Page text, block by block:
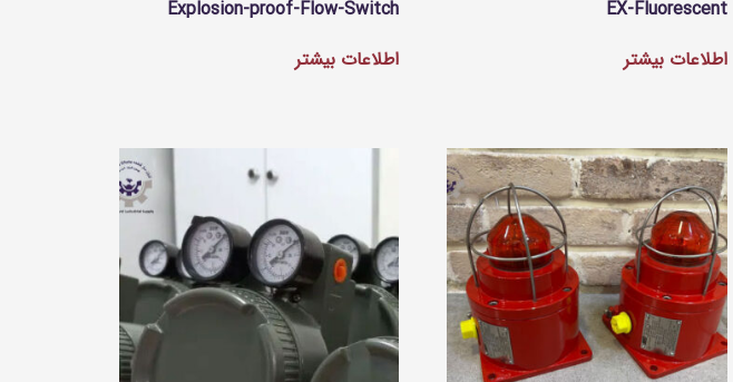
EX-Fluorescent
اطلاعات بیشتر
Explosion-proof-Flow-Switch
اطلاعات بیشتر